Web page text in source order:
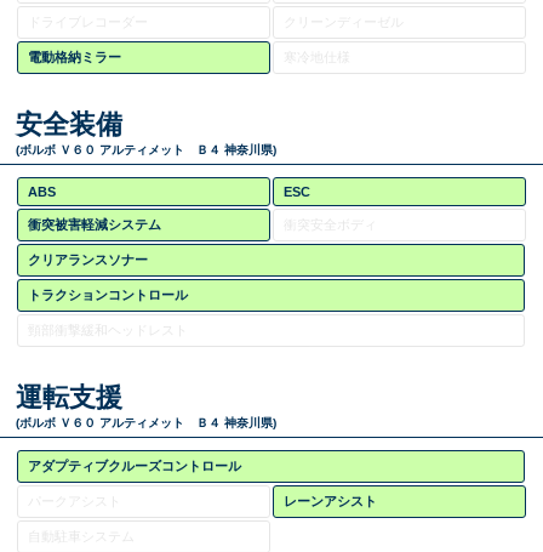
ドライブレコーダー
電動格納ミラー 寒冷地仕様
安全装備
(ボルボ Ｖ６０ アルティメット Ｂ４ 神奈川県)
ABS ESC
衝突被害軽減システム 衝突安全ボディ
クリアランスソナー
トラクションコントロール
頸部衝撃緩和ヘッドレスト
運転支援
(ボルボ Ｖ６０ アルティメット Ｂ４ 神奈川県)
アダプティブクルーズコントロール
レーンアシスト